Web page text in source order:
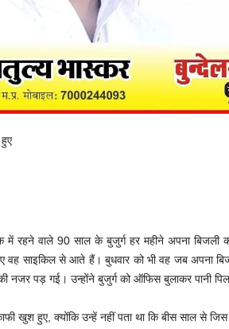
में रहने वाले 90 साल के बुजुर्ग हर महीने अपना
वह साइकिल से आते हैं। बुधवार को भी वह जब अपना
नजर पड़ गई। उन्होंने बुजुर्ग को ऑफिस बुलाकर पानी
खुश हुए, क्योंकि उन्हें नहीं पता था कि बीस साल से